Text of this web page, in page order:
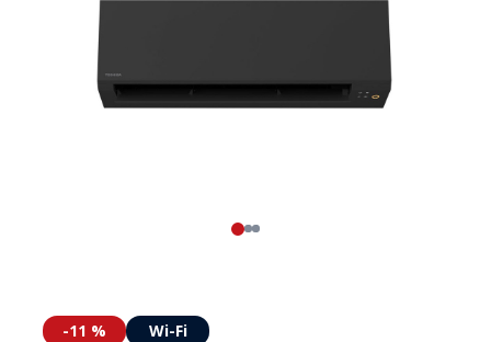
-11 % Wi-Fi